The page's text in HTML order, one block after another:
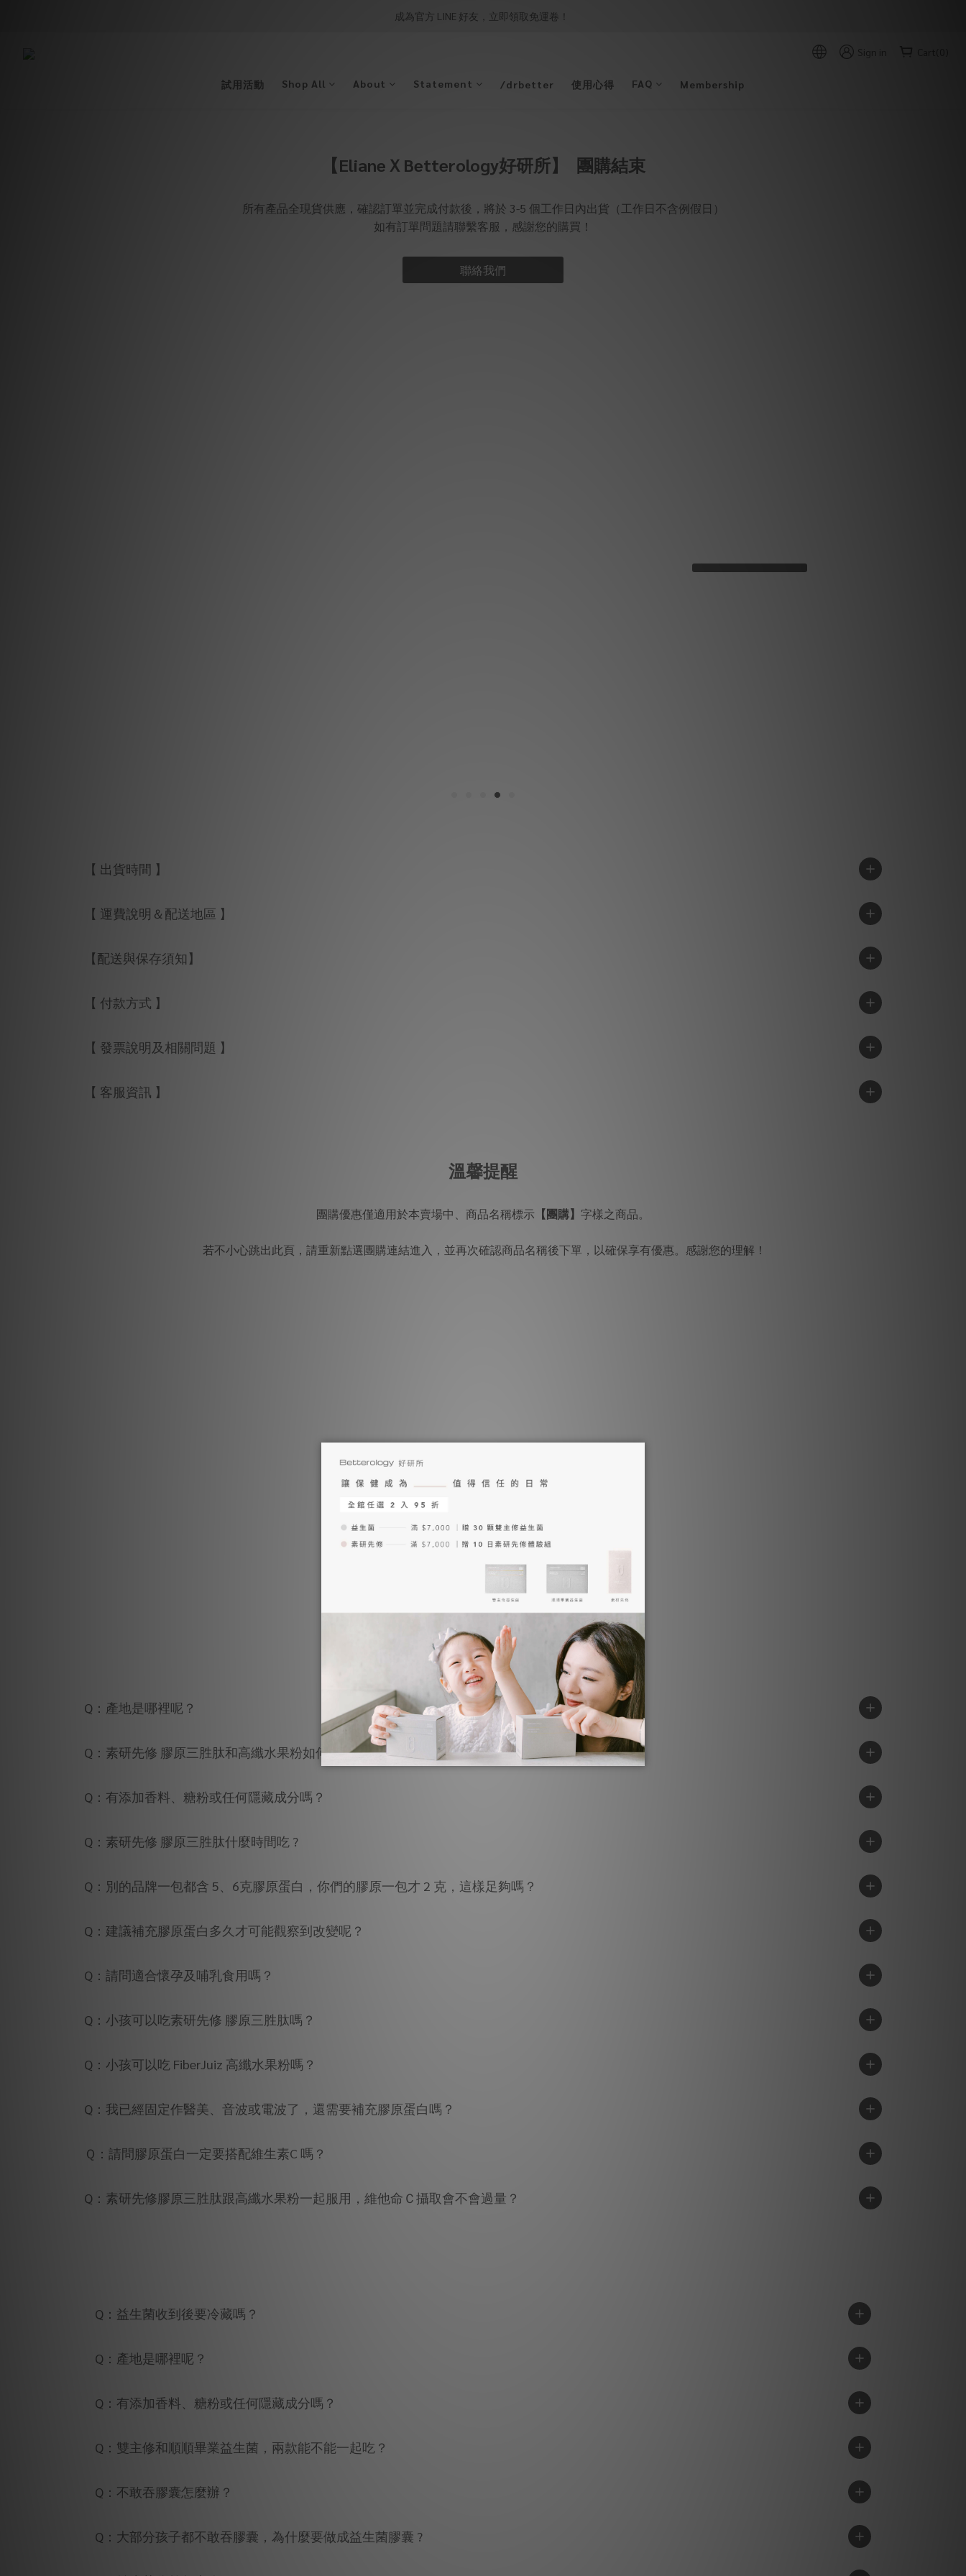
成為官方 LINE 好友，立即領取免運卷！
Sign in
試用活動 Shop All About Statement /drbetter 使用心得 FAQ Membership
【ElianeＸBetterology好研所】 團購結束
所有產品全現貨供應，確認訂單並完成付款後，將於 3-5 個工作日內出貨（工作日不含例假日）
如有訂單問題請聯繫客服，感謝您的購買！
聯絡我們
【 出貨時間 】
【 運費說明＆配送地區 】
【配送與保存須知】
【 付款方式 】
【 發票說明及相關問題 】
【 客服資訊 】
溫馨提醒
團購優惠僅適用於本賣場中、商品名稱標示 【團購】 字樣之商品。
若不小心跳出此頁，請重新點選團購連結進入，並再次確認商品名稱後下單，以確保享有優惠。感謝您的理解！
Q：產地是哪裡呢？
Q：素研先修 膠原三胜肽和高纖水果粉如何保存呢?
Q：有添加香料、糖粉或任何隱藏成分嗎？
Q：素研先修 膠原三胜肽什麼時間吃 ?
Q：別的品牌一包都含 5、6克膠原蛋白，你們的膠原一包才 2 克，這樣足夠嗎？
Q：建議補充膠原蛋白多久才可能觀察到改變呢？
Q：請問適合懷孕及哺乳食用嗎？
Q：小孩可以吃素研先修 膠原三胜肽嗎？
Q：小孩可以吃 FiberJuiz 高纖水果粉嗎？
Q：我已經固定作醫美、音波或電波了，還需要補充膠原蛋白嗎？
Ｑ：請問膠原蛋白一定要搭配維生素C 嗎？
Q：素研先修膠原三胜肽跟高纖水果粉一起服用，維他命Ｃ攝取會不會過量？
Q：益生菌收到後要冷藏嗎？
Q：產地是哪裡呢？
Q：有添加香料、糖粉或任何隱藏成分嗎？
Q：雙主修和順順畢業益生菌，兩款能不能一起吃？
Q：不敢吞膠囊怎麼辦？
Q：大部分孩子都不敢吞膠囊，為什麼要做成益生菌膠囊 ?